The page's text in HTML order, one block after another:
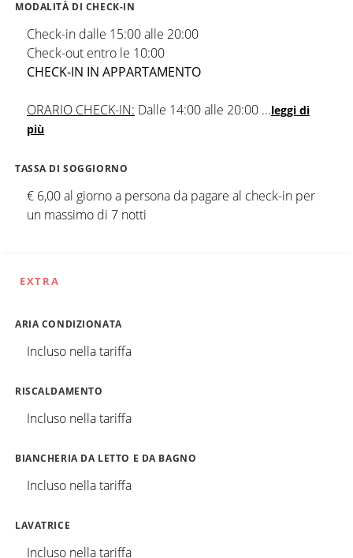
MODALITÀ DI CHECK-IN
Check-in dalle 15:00 alle 20:00
Check-out entro le 10:00
CHECK-IN IN APPARTAMENTO
ORARIO CHECK-IN: Dalle 14:00 alle 20:00 ...leggi di
più
TASSA DI SOGGIORNO
€ 6,00 al giorno a persona da pagare al check-in per
un massimo di 7 notti
EXTRA
ARIA CONDIZIONATA
Incluso nella tariffa
RISCALDAMENTO
Incluso nella tariffa
BIANCHERIA DA LETTO E DA BAGNO
Incluso nella tariffa
LAVATRICE
Incluso nella tariffa